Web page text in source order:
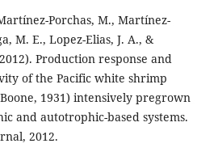
Porchas, M., Martínez-
M. E., Lopez-Elias, J. A., &
Production response and
of the Pacific white shrimp
1931) intensively pregrown
and autotrophic-based systems.
2012.